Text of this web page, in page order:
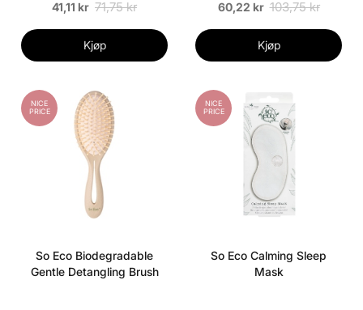
41,11 kr 71,75 kr
Kjøp
60,22 kr 103,75 kr
Kjøp
NICE
PRICE
So Eco Biodegradable
Gentle Detangling Brush
NICE
PRICE
So Eco Calming Sleep
Mask